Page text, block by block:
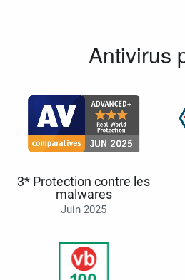
Antivirus
3* Protection contre les
malwares
Juin 2025